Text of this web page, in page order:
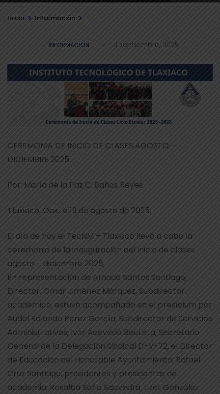
Inicio > Información >
INFORMACIÓN 3 septiembre, 2025
CEREMONIA DE INICIO DE CLASES AGOSTO –
DICIEMBRE 2025
Por: María de la Paz C. Baños Reyes
Tlaxiaco, Oax., a 19 de agosto de 2025.
El día de hoy el TecNM – Tlaxiaco llevó a cabo la
ceremonia de la inauguración del inicio de clases
agosto – diciembre 2025,
En representación de Amado Santos Santiago,
Director, Omar Jiménez Márquez, Subdirector
académico, estuvo acompañado en el presídium por
Audel Rolando Pérez García, Subdirector de Servicios
Administrativos, Ivor Acevedo Bautista; Secretario
General de la Delegación Sindical D-V-72, el Director
de Educación del Honorable Ayuntamiento; Rafael
Cruz Santiago, presidentes y presidentas de
academia: Rosalba Soria Saavedra, Lizet González